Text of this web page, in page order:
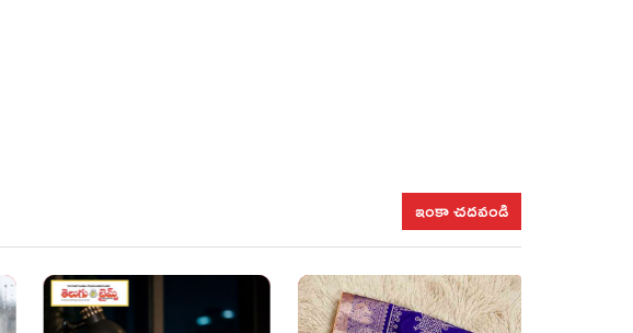
ఇంకా చదవండి